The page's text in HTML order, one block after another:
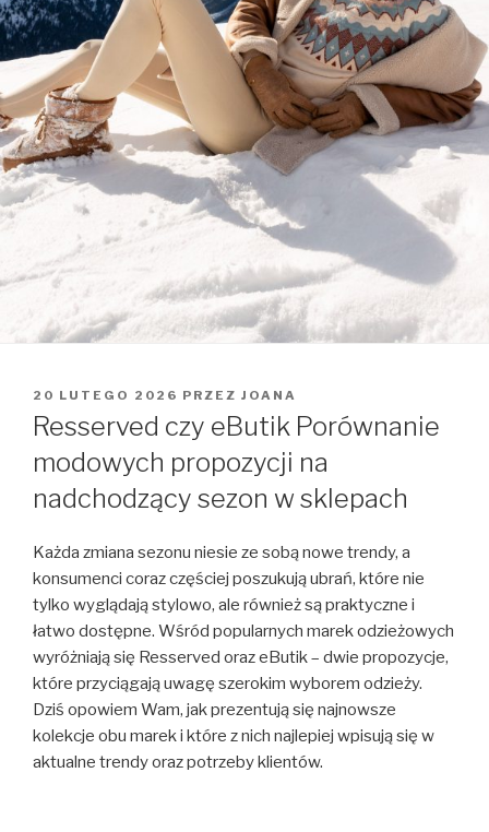
OPUBLIKOWANE
W
20 LUTEGO 2026 PRZEZ JOANA
Resserved czy eButik Porównanie
modowych propozycji na
nadchodzący sezon w sklepach
Każda zmiana sezonu niesie ze sobą nowe trendy, a
konsumenci coraz częściej poszukują ubrań, które nie
tylko wyglądają stylowo, ale również są praktyczne i
łatwo dostępne. Wśród popularnych marek odzieżowych
wyróżniają się Resserved oraz eButik – dwie propozycje,
które przyciągają uwagę szerokim wyborem odzieży.
Dziś opowiem Wam, jak prezentują się najnowsze
kolekcje obu marek i które z nich najlepiej wpisują się w
aktualne trendy oraz potrzeby klientów.